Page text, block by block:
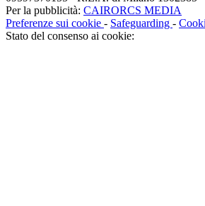
Per la pubblicità: CAIRORCS MEDIA
Preferenze sui cookie - Safeguarding -
Stato del consenso ai cookie: